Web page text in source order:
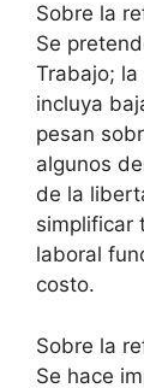
Sobre la
Se
Trabajo;
incluya
pesan
algunos
de la
simplificar
laboral
costo.
Sobre la
Se hace